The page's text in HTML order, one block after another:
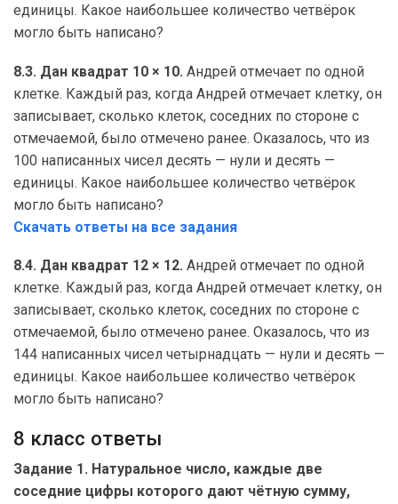
единицы. Какое наибольшее количество четвёрок
могло быть написано?
8.3. Дан квадрат 10 × 10. Андрей отмечает по одной
клетке. Каждый раз, когда Андрей отмечает клетку, он
записывает, сколько клеток, соседних по стороне с
отмечаемой, было отмечено ранее. Оказалось, что из
100 написанных чисел десять — нули и десять —
единицы. Какое наибольшее количество четвёрок
могло быть написано?
Скачать ответы на все задания
8.4. Дан квадрат 12 × 12. Андрей отмечает по одной
клетке. Каждый раз, когда Андрей отмечает клетку, он
записывает, сколько клеток, соседних по стороне с
отмечаемой, было отмечено ранее. Оказалось, что из
144 написанных чисел четырнадцать — нули и десять —
единицы. Какое наибольшее количество четвёрок
могло быть написано?
8 класс ответы
Задание 1. Натуральное число, каждые две
соседние цифры которого дают чётную сумму,